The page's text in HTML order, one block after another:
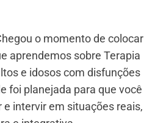
o momento de colocar
aprendemos sobre Terapia
e idosos com disfunções
foi planejada para que você
e intervir em situações reais,